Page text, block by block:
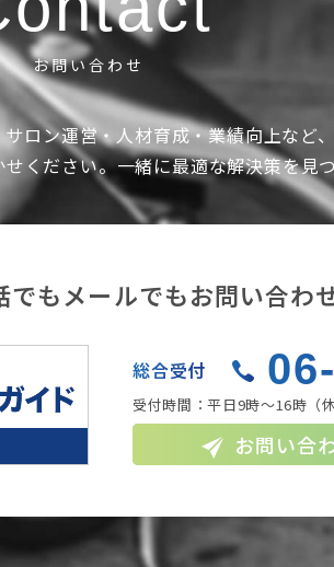
お問い合わせ
ロン運営・人材育成・業績向上など
ください。一緒に最適な解決策を見
でもメールでもお問い合わ
総合受付
受付時間：平日9時〜16時
お問い合